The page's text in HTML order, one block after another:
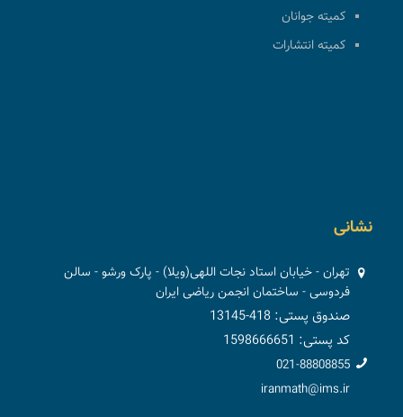
کمیته جوانان
کمیته انتشارات
نشانی
تهران - خیابان استاد نجات اللهی(ویلا) - پارک ورشو - سالن
فردوسی - ساختمان انجمن ریاضی ایران
صندوق پستی: 418-13145
کد پستی: 1598666651
021-88808855
iranmath@ims.ir